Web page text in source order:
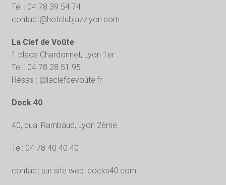
Tel : 04 78 39 54 74
contact@hotclubjazzlyon.com
La Clef de Voûte
1 place Chardonnet, Lyon 1er
Tel : 04 78 28 51 95
Résas : @laclefdevoûte.fr
Dock 40
40, quai Rambaud, Lyon 2ème.
Tel: 04 78 40 40 40
contact sur site web: docks40.com